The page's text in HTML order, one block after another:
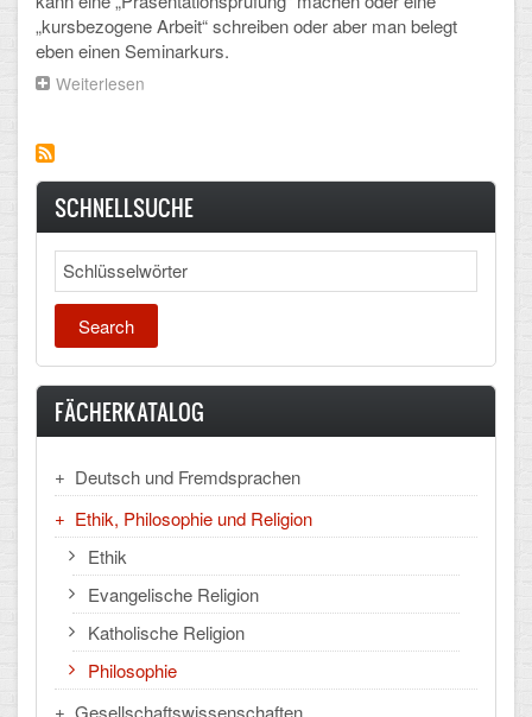
Elternchor
Ehemalige
Schulzeitung: Der Gottfried
FÄCHER
Deutsch und Fremdsprachen
Ethik, Philosophie und Religion
Gesellschaftswissenschaften
Musische Fächer
Sport
ORGANISATION
Abitur
„kursbezogene Arbeit“ schreiben oder aber man belegt
eben einen Seminarkurs.
Weiterlesen
SCHNELLSUCHE
Search
FÄCHERKATALOG
Deutsch und Fremdsprachen
Ethik, Philosophie und Religion
Ethik
Evangelische Religion
Katholische Religion
Philosophie
Gesellschaftswissenschaften